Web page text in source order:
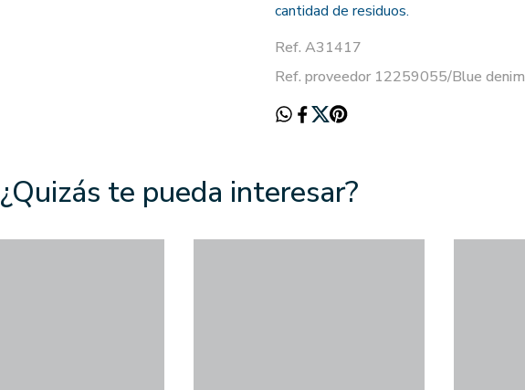
cantidad de residuos.
Ref. A31417
Ref. proveedor 12259055/Blue denim
¿Quizás te pueda interesar?